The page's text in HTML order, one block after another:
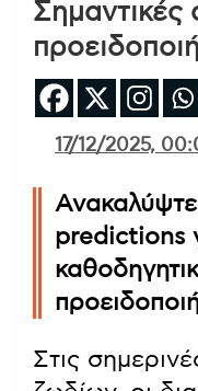
Σημαντικές
17/12/2025,
predictions
Στις